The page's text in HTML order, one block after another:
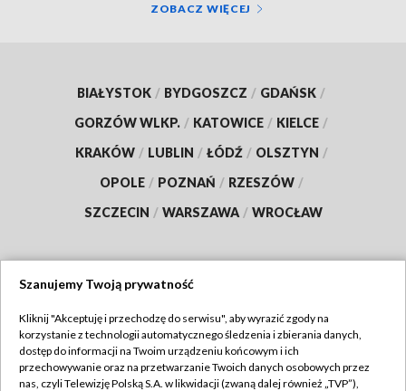
ZOBACZ WIĘCEJ
BIAŁYSTOK / BYDGOSZCZ / GDAŃSK /
GORZÓW WLKP. / KATOWICE / KIELCE /
KRAKÓW / LUBLIN / ŁÓDŹ / OLSZTYN /
OPOLE / POZNAŃ / RZESZÓW /
SZCZECIN / WARSZAWA / WROCŁAW
TVP
Abonament TVP
Regulamin TVP
Szanujemy Twoją prywatność
Kliknij "Akceptuję i przechodzę do serwisu", aby wyrazić zgody na
korzystanie z technologii automatycznego śledzenia i zbierania danych,
dostęp do informacji na Twoim urządzeniu końcowym i ich
przechowywanie oraz na przetwarzanie Twoich danych osobowych przez
nas, czyli Telewizję Polską S.A. w likwidacji (zwaną dalej również „TVP”),